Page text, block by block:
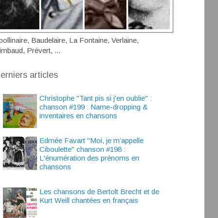
Baudelaire, La Fontaine, Verlaine,
Prévert, ...
articles
Christophe "Tant pis si j'en oublie" :
chanson #199 : Name-dropping &
inventaires en chansons
Edmée Favart "Moi, je m’appelle
Ciboulette" chanson #198 :
L'énumération des prénoms en
chansons
Les chansons de Bertolt Brecht et de
Kurt Weill chantées en français